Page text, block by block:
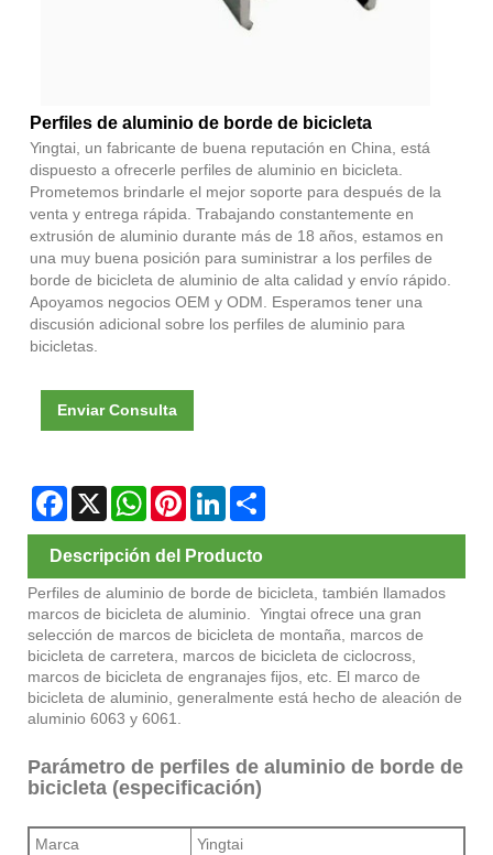
Perfiles de aluminio de borde de bicicleta
Yingtai, un fabricante de buena reputación en China, está
dispuesto a ofrecerle perfiles de aluminio en bicicleta.
Prometemos brindarle el mejor soporte para después de la
venta y entrega rápida. Trabajando constantemente en
extrusión de aluminio durante más de 18 años, estamos en
una muy buena posición para suministrar a los perfiles de
borde de bicicleta de aluminio de alta calidad y envío rápido.
Apoyamos negocios OEM y ODM. Esperamos tener una
discusión adicional sobre los perfiles de aluminio para
bicicletas.
Enviar Consulta
Facebook
X WhatsAppPinterestLinkedIn
Descripción del Producto
Perfiles de aluminio de borde de bicicleta, también llamados
marcos de bicicleta de aluminio. Yingtai ofrece una gran
selección de marcos de bicicleta de montaña, marcos de
bicicleta de carretera, marcos de bicicleta de ciclocross,
marcos de bicicleta de engranajes fijos, etc. El marco de
bicicleta de aluminio, generalmente está hecho de aleación de
aluminio 6063 y 6061.
Parámetro de perfiles de aluminio de borde de
bicicleta (especificación)
Marca Yingtai